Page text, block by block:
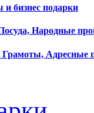
и бизнес подарки
Народные
Адресные